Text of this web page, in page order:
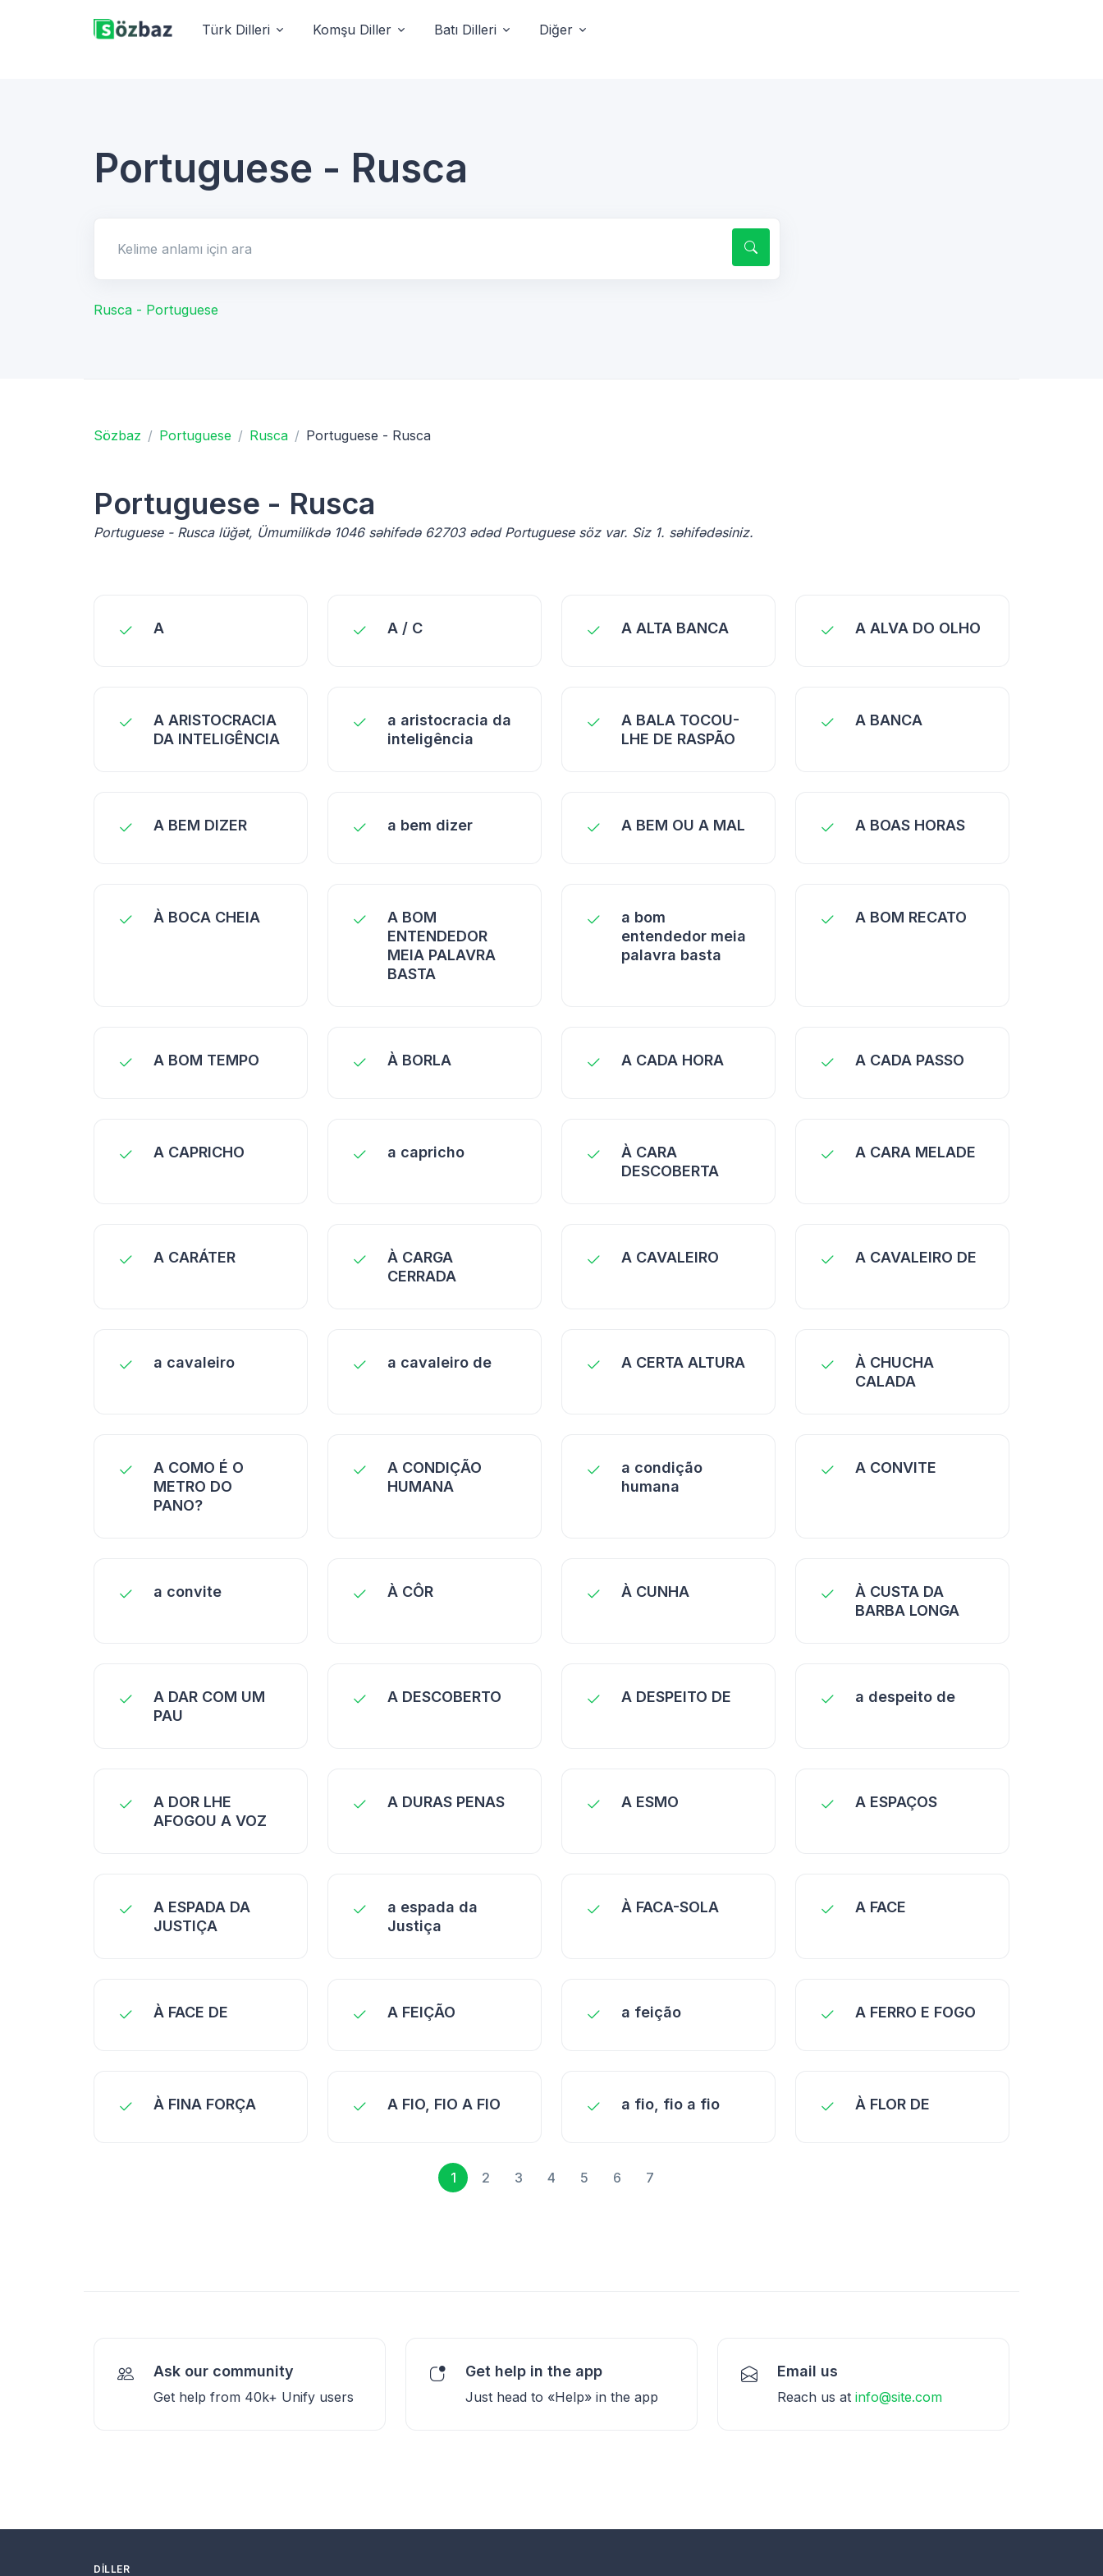
Türk Dilleri Komşu Diller Batı Dilleri Diğer
Portuguese - Rusca
Rusca - Portuguese
Sözbaz Portuguese Rusca Portuguese - Rusca
Portuguese - Rusca
Portuguese - Rusca lüğət, Ümumilikdə 1046 səhifədə 62703 ədəd Portuguese söz var. Siz 1. səhifədəsiniz.
A A / C A ALTA BANCA A ALVA DO OLHO
A ARISTOCRACIA
DA INTELIGÊNCIA
a aristocracia da
inteligência
A BALA TOCOU-
LHE DE RASPÃO
A BANCA
A BEM DIZER a bem dizer A BEM OU A MAL A BOAS HORAS
À BOCA CHEIA
A BOM
ENTENDEDOR
MEIA PALAVRA
BASTA
a bom
entendedor meia
palavra basta
A BOM RECATO
A BOM TEMPO À BORLA A CADA HORA A CADA PASSO
A CAPRICHO a capricho
À CARA
DESCOBERTA
A CARA MELADE
A CARÁTER
À CARGA
CERRADA
A CAVALEIRO A CAVALEIRO DE
a cavaleiro a cavaleiro de A CERTA ALTURA
À CHUCHA
CALADA
A COMO É O
METRO DO
PANO?
A CONDIÇÃO
HUMANA
a condição
humana
A CONVITE
a convite À CÔR À CUNHA
À CUSTA DA
BARBA LONGA
A DAR COM UM
PAU
A DESCOBERTO A DESPEITO DE a despeito de
A DOR LHE
AFOGOU A VOZ
A DURAS PENAS A ESMO A ESPAÇOS
A ESPADA DA
JUSTIÇA
a espada da
Justiça
À FACA-SOLA A FACE
À FACE DE A FEIÇÃO a feição A FERRO E FOGO
À FINA FORÇA A FIO, FIO A FIO a fio, fio a fio À FLOR DE
1 2 3 4 5 6 7
Ask our community
Get help from 40k+ Unify users
Get help in the app
Just head to «Help» in the app
Email us
Reach us at info@site.com
DILLER